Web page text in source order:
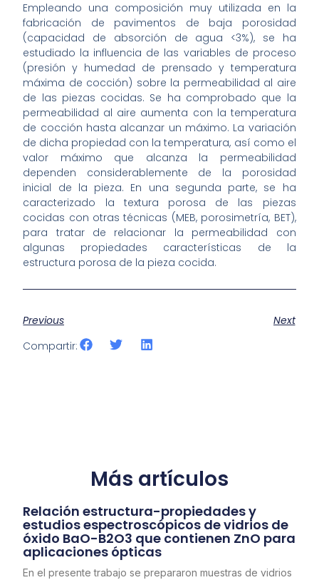
Empleando una composición muy utilizada en la
fabricación de pavimentos de baja porosidad
(capacidad de absorción de agua <3%), se ha
estudiado la influencia de las variables de proceso
(presión y humedad de prensado y temperatura
máxima de cocción) sobre la permeabilidad al aire
de las piezas cocidas. Se ha comprobado que la
permeabilidad al aire aumenta con la temperatura
de cocción hasta alcanzar un máximo. La variación
de dicha propiedad con la temperatura, así como el
valor máximo que alcanza la permeabilidad
dependen considerablemente de la porosidad
inicial de la pieza. En una segunda parte, se ha
caracterizado la textura porosa de las piezas
cocidas con otras técnicas (MEB, porosimetría, BET),
para tratar de relacionar la permeabilidad con
algunas propiedades características de la
estructura porosa de la pieza cocida.
Previous
Next
Compartir:
Más artículos
Relación estructura-propiedades y
estudios espectroscópicos de vidrios de
óxido BaO-B2O3 que contienen ZnO para
aplicaciones ópticas
En el presente trabajo se prepararon muestras de vidrios